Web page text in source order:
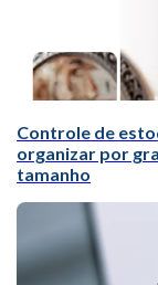
Controle de
organizar por
tamanho